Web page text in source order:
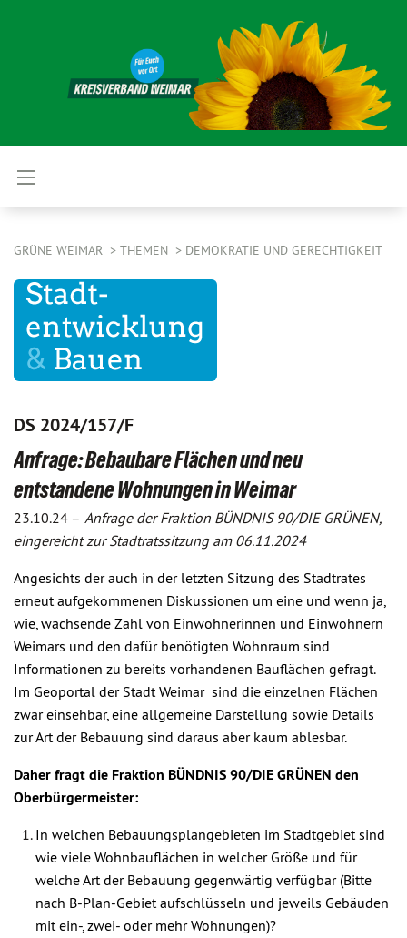
GRÜNE WEIMAR THEMEN DEMOKRATIE UND GERECHTIGKEIT
DS 2024/157/F
Anfrage: Bebaubare Flächen und neu
entstandene Wohnungen in Weimar
23.10.24 – Anfrage der Fraktion BÜNDNIS 90/DIE GRÜNEN,
eingereicht zur Stadtratssitzung am 06.11.2024
Angesichts der auch in der letzten Sitzung des Stadtrates
erneut aufgekommenen Diskussionen um eine und wenn ja,
wie, wachsende Zahl von Einwohnerinnen und Einwohnern
Weimars und den dafür benötigten Wohnraum sind
Informationen zu bereits vorhandenen Bauflächen gefragt.
Im Geoportal der Stadt Weimar sind die einzelnen Flächen
zwar einsehbar, eine allgemeine Darstellung sowie Details
zur Art der Bebauung sind daraus aber kaum ablesbar.
Daherfragt die Fraktion BÜNDNIS 90/DIE GRÜNEN den
Oberbürgermeister:
In welchen Bebauungsplangebieten im Stadtgebiet sind
wie viele Wohnbauflächen in welcher Größe und für
welche Art der Bebauung gegenwärtig verfügbar (Bitte
nach B-Plan-Gebiet aufschlüsseln und jeweils Gebäuden
mit ein-, zwei- oder mehr Wohnungen)?